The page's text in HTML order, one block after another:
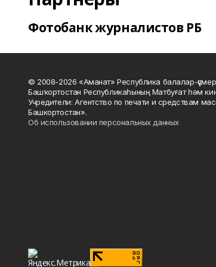
Фотобанк журналистов РБ
© 2008-2026 «Аманат» Республика балалар-
Башҡортостан Республикаһының Матбуғат һәм
Учредители: Агентство по печати и средствам
Башкортостан».
Об использовании персональных данных